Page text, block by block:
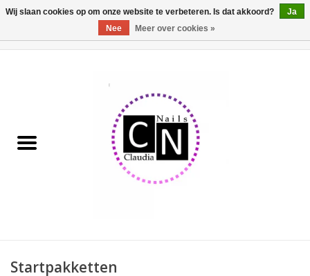
Pedicure producten
Acrylpoeder
Startpakketten
Wij slaan cookies op om onze website te verbeteren. Is dat akkoord?
Ja
Nee
Meer over cookies »